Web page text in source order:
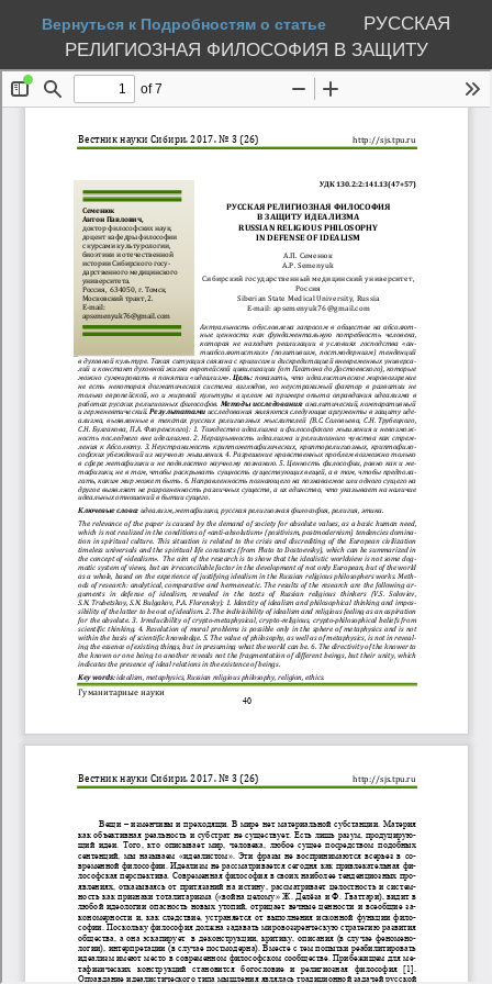
Вернуться к Подробностям о статье
РУССКАЯ
РЕЛИГИОЗНАЯ ФИЛОСОФИЯ В ЗАЩИТУ
ИДЕАЛИЗМА
Скачать PDF